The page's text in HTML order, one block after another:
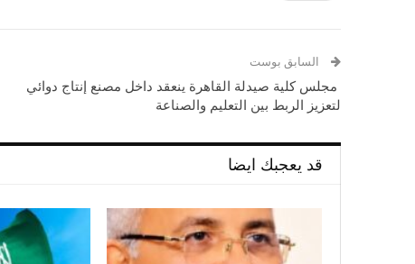
السابق بوست
مجلس كلية صيدلة القاهرة ينعقد داخل مصنع إنتاج دوائي
لتعزيز الربط بين التعليم والصناعة
قد يعجبك ايضا